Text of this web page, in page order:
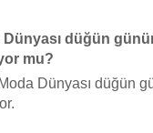
Dünyası düğün
mu?
Dünyası düğün